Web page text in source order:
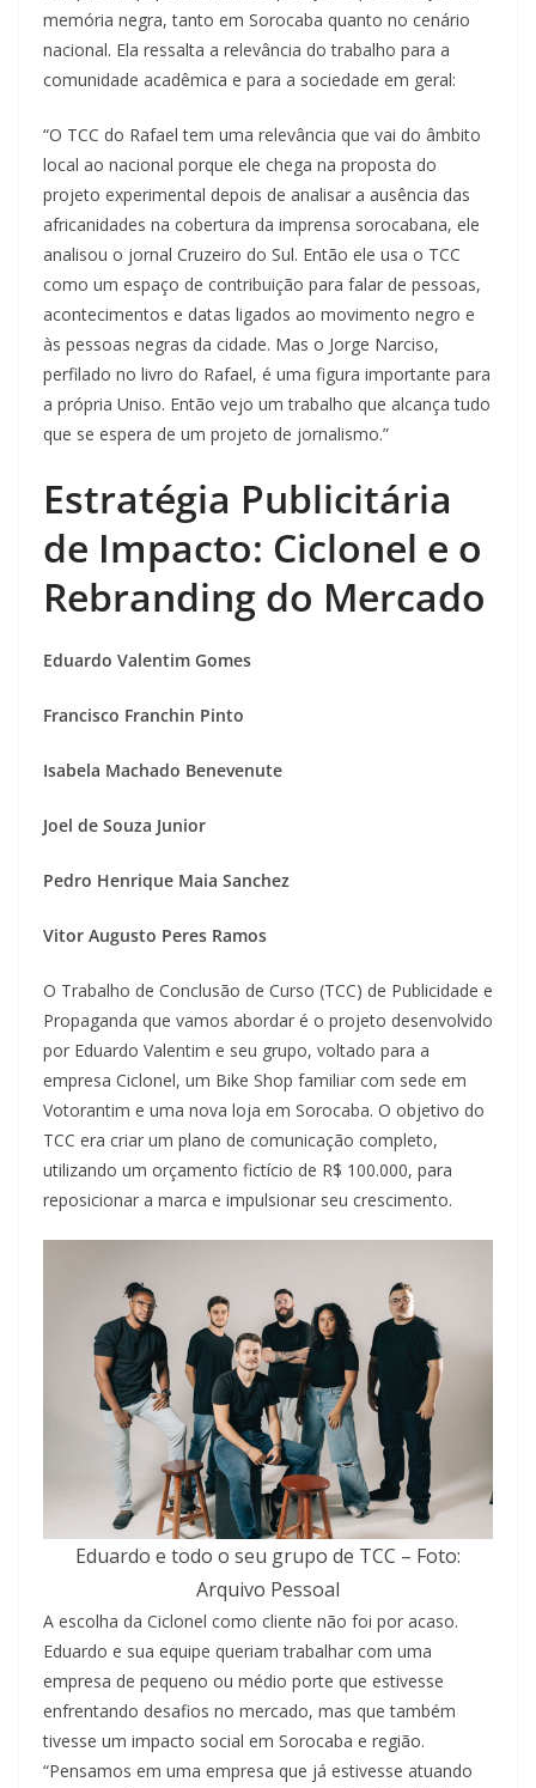
memória negra, tanto em Sorocaba quanto no cenário
nacional. Ela ressalta a relevância do trabalho para a
comunidade acadêmica e para a sociedade em geral:
“O TCC do Rafael tem uma relevância que vai do âmbito
local ao nacional porque ele chega na proposta do
projeto experimental depois de analisar a ausência das
africanidades na cobertura da imprensa sorocabana, ele
analisou o jornal Cruzeiro do Sul. Então ele usa o TCC
como um espaço de contribuição para falar de pessoas,
acontecimentos e datas ligados ao movimento negro e
às pessoas negras da cidade. Mas o Jorge Narciso,
perfilado no livro do Rafael, é uma figura importante para
a própria Uniso. Então vejo um trabalho que alcança tudo
que se espera de um projeto de jornalismo.”
Estratégia Publicitária
de Impacto: Ciclonel e o
Rebranding do Mercado
Eduardo Valentim Gomes
Francisco Franchin Pinto
Isabela Machado Benevenute
Joel de Souza Junior
Pedro Henrique Maia Sanchez
Vitor Augusto Peres Ramos
O Trabalho de Conclusão de Curso (TCC) de Publicidade e
Propaganda que vamos abordar é o projeto desenvolvido
por Eduardo Valentim e seu grupo, voltado para a
empresa Ciclonel, um Bike Shop familiar com sede em
Votorantim e uma nova loja em Sorocaba. O objetivo do
TCC era criar um plano de comunicação completo,
utilizando um orçamento fictício de R$ 100.000, para
reposicionar a marca e impulsionar seu crescimento.
Eduardo e todo o seu grupo de TCC – Foto:
Arquivo Pessoal
A escolha da Ciclonel como cliente não foi por acaso.
Eduardo e sua equipe queriam trabalhar com uma
empresa de pequeno ou médio porte que estivesse
enfrentando desafios no mercado, mas que também
tivesse um impacto social em Sorocaba e região.
“Pensamos em uma empresa que já estivesse atuando